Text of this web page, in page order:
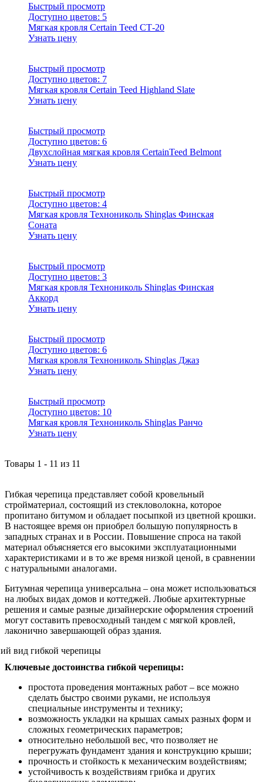
Быстрый просмотр
Доступно цветов: 5
Мягкая кровля Certain Teed СТ-20
Узнать цену
Быстрый просмотр
Доступно цветов: 7
Мягкая кровля Certain Teed Highland Slate
Узнать цену
Быстрый просмотр
Доступно цветов: 6
Двухслойная мягкая кровля CertainTeed Belmont
Узнать цену
Быстрый просмотр
Доступно цветов: 4
Мягкая кровля Технониколь Shinglas Финская
Соната
Узнать цену
Быстрый просмотр
Доступно цветов: 3
Мягкая кровля Технониколь Shinglas Финская
Аккорд
Узнать цену
Быстрый просмотр
Доступно цветов: 6
Мягкая кровля Технониколь Shinglas Джаз
Узнать цену
Быстрый просмотр
Доступно цветов: 10
Мягкая кровля Технониколь Shinglas Ранчо
Узнать цену
Товары 1 - 11 из 11
Гибкая черепица представляет собой кровельный
стройматериал, состоящий из стекловолокна, которое
пропитано битумом и обладает посыпкой из цветной крошки.
В настоящее время он приобрел большую популярность в
западных странах и в России. Повышение спроса на такой
материал объясняется его высокими эксплуатационными
характеристиками и в то же время низкой ценой, в сравнении
с натуральными аналогами.
Битумная черепица универсальна – она может использоваться
на любых видах домов и коттеджей. Любые архитектурные
решения и самые разные дизайнерские оформления строений
могут составить превосходный тандем с мягкой кровлей,
лаконично завершающей образ здания.
Ключевые достоинства гибкой черепицы:
простота проведения монтажных работ – все можно
сделать быстро своими руками, не используя
специальные инструменты и технику;
возможность укладки на крышах самых разных форм и
сложных геометрических параметров;
относительно небольшой вес, что позволяет не
перегружать фундамент здания и конструкцию крыши;
прочность и стойкость к механическим воздействиям;
устойчивость к воздействиям грибка и других